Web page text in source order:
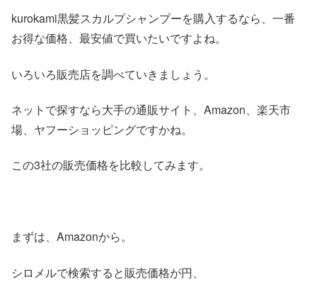
kurokami黒髪スカルプシャンプーを購入するなら、一番
お得な価格、最安値で買いたいですよね。
いろいろ販売店を調べていきましょう。
ネットで探すなら大手の通販サイト、Amazon、楽天市
場、ヤフーショッピングですかね。
この3社の販売価格を比較してみます。
まずは、Amazonから。
シロメルで検索すると販売価格が円、